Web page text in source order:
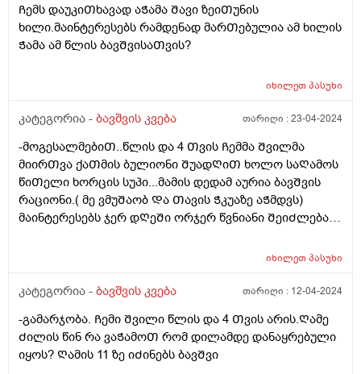
Ჩემს დაუკიᲗხავად აᲭამა Შავი ზეიᲗუნის
ხილი.მაინტერესებს რამდენად მარᲗებულია ამ ხილის
Ჭამა ამ წლის ბავᲨვისაᲗვის?
იხილეთპასუხი
კატეგორია - ბავშვის კვება თარიღი :23-04-2024
-მოგესალმებიᲗ..წლის და 4 Თვის Ჩემმა Შვილმა
მიირᲗვა ქაᲗმის ბულიონი ᲨუადᲦიᲗ ხოლო საᲦამოს
წიᲗელი ხორცის სუპი...მამის დედამ აურია ბავᲨვის
რაციონი.( მე ვმუᲨაობ Და Თავის Ჭკუაზე აᲭმდვს)
მაინტერესებს ჯერ დᲦეᲨი ორჯერ წვნიანი ᲨეიᲫლება?
ერᲗ დᲦეს არ ვნებს? Ღამე ვნახე მუცელზე წიᲗლად
რეაქცია. ᲦმერᲗმა იცის რამდენი რამ.აᲭამა Ჩემს
იხილეთპასუხი
კატეგორია - ბავშვის კვება თარიღი : 12-04-2024
-გამარჯობა. Ჩემი Შვილი წლის და 4 Თვის არის.Ღამე
Ძილის წინ რა ვაᲭამოᲗ რომ დილამდე დანაყრებული
იყოს? Ღამის 11 ზე იᲫინებს ბავᲨვი